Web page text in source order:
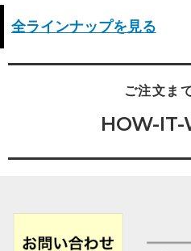
全ラインナップを見る
ご注文ま
HOW-IT-